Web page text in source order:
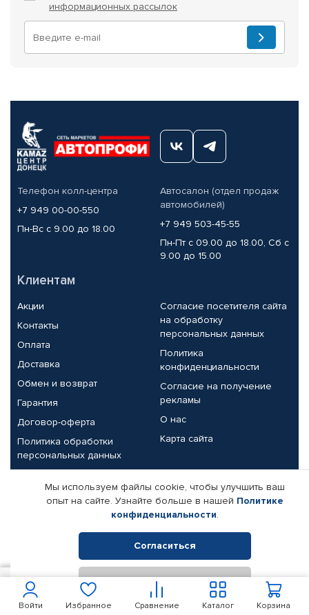
Войти Избранное Сравнение Корзина
Каталог
информационных рассылок
Телефон колл-центра
+7 949 00-00-550
Пн-Вс с 9.00 до 18.00
Автосалон (отдел продаж
автомобилей)
+7 949 503-45-55
Пн-Пт с 09.00 до 18.00, Сб с
9.00 до 15.00
Клиентам
Акции
Контакты
Оплата
Доставка
Обмен и возврат
Гарантия
Договор-оферта
Политика обработки
персональных данных
Согласие посетителя сайта
на обработку
персональных данных
Политика
конфиденциальности
Согласие на получение
рекламы
О нас
Карта сайта
Партнерам
Корпоративным клиентам
Поставщикам
Реквизиты компании
© КАМАЗ ЦЕНТР ДОНЕЦК, 2015-2026. Все права защищены.
Интернет-магазин автомобильных товаров Автопрофи.
Мы используем файлы cookie, чтобы улучшить ваш
опыт на сайте. Узнайте больше в нашей Политике
конфиденциальности.
Согласиться
Отклонить
900 В корзину